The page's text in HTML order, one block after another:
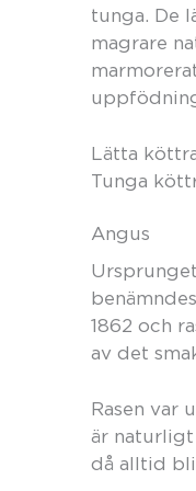
tunga. De
magrare
Lätta
Tunga
Angus
1862 och
av det
Rasen var
är
då alltid